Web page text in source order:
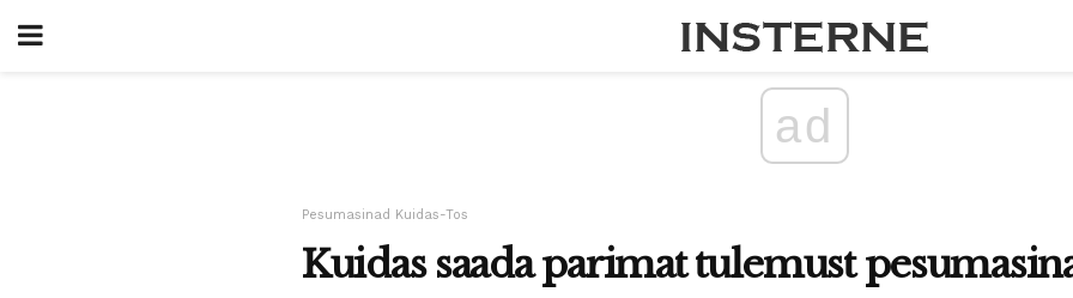
ad
Pesumasinad Kuidas-Tos
Kuidas saada parimat tulemust